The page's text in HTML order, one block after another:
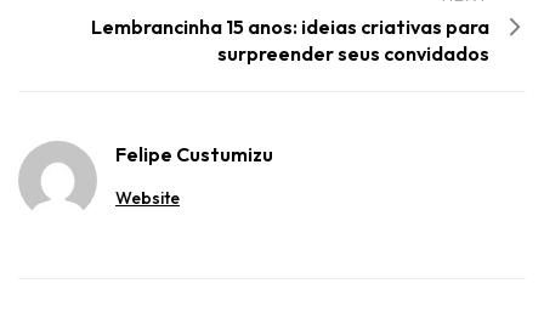
Lembrancinha 15 anos: ideias criativas para
surpreender seus convidados
Felipe Custumizu
Website